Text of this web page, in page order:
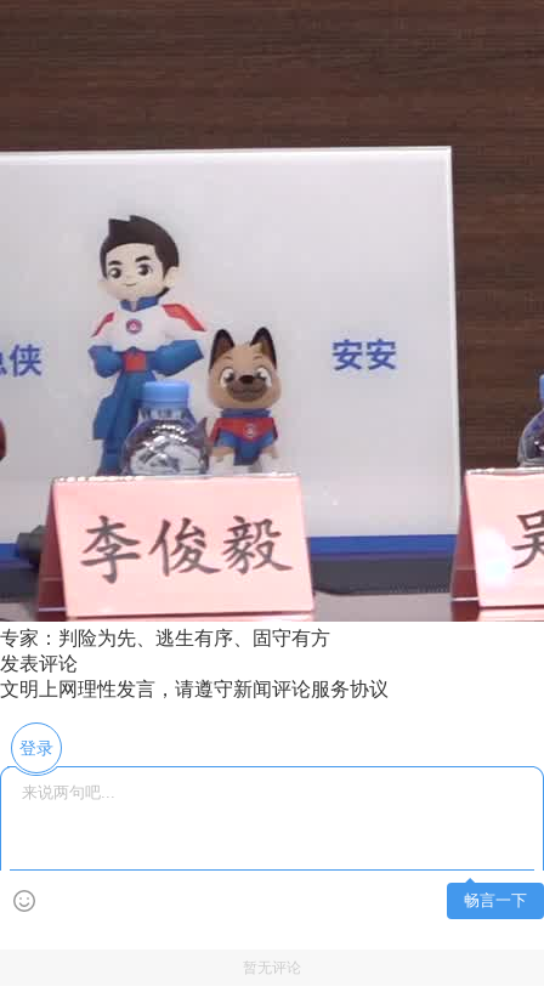
专家：判险为先、逃生有序、固守有方
发表评论
文明上网理性发言，请遵守新闻评论服务协议
登录
畅言一下
暂无评论